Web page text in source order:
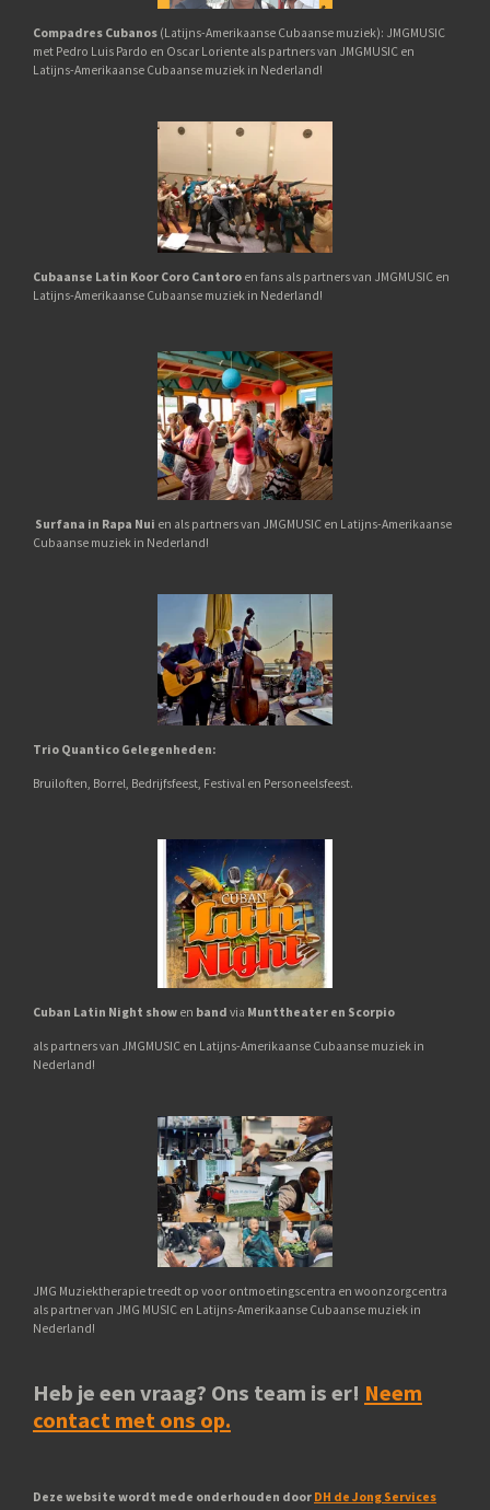
Compadres Cubanos (Latijns-Amerikaanse Cubaanse muziek): JMGMUSIC
met Pedro Luis Pardo en Oscar Loriente als partners van JMGMUSIC en
Latijns-Amerikaanse Cubaanse muziek in Nederland!
Cubaanse Latin Koor Coro Cantoro en fans als partners van JMGMUSIC en
Latijns-Amerikaanse Cubaanse muziek in Nederland!
Surfana in Rapa Nui en als partners van JMGMUSIC en Latijns-Amerikaanse
Cubaanse muziek in Nederland!
Trio Quantico Gelegenheden:
Bruiloften, Borrel, Bedrijfsfeest, Festival en Personeelsfeest.
Cuban Latin Night show en band via Munttheater en Scorpio
als partners van JMGMUSIC en Latijns-Amerikaanse Cubaanse muziek in
Nederland!
JMG Muziektherapie treedt op voor ontmoetingscentra en woonzorgcentra
als partner van JMG MUSIC en Latijns-Amerikaanse Cubaanse muziek in
Nederland!
Heb je een vraag? Ons team is er! Neem
contact met ons op.
Deze website wordt mede onderhouden door DH de Jong Services